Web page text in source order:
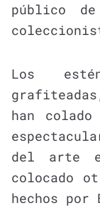
público
Los
han
del arte
colocado
hechos por